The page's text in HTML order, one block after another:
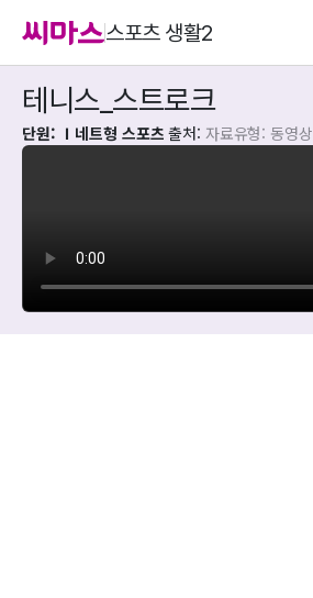
스포츠 생활2
테니스_스트로크
단원: Ⅰ네트형 스포츠 출처: 자료유형: 동영상